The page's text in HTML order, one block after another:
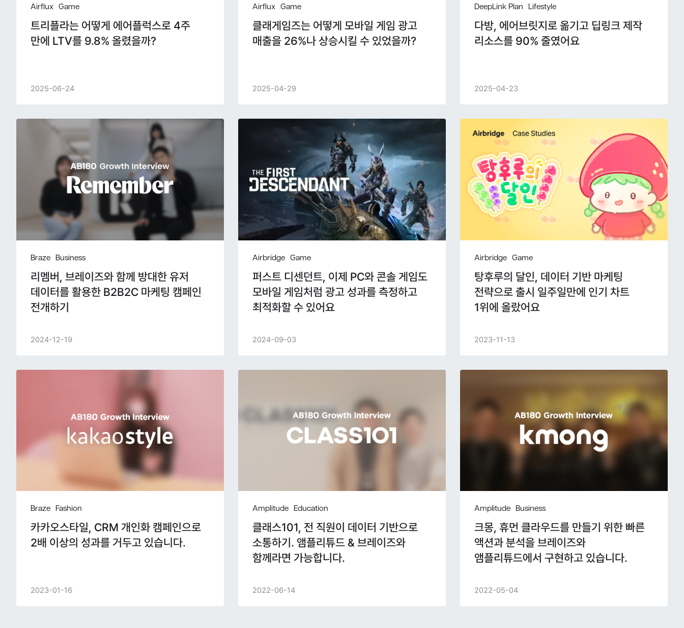
Airflux Game
트리플라는 어떻게 에어플럭스로 4주
만에 LTV를 9.8% 올렸을까?
2025-06-24
Airflux Game
클래게임즈는 어떻게 모바일 게임 광고
매출을 26%나 상승시킬 수 있었을까?
2025-04-29
DeepLink Plan Lifestyle
다방, 에어브릿지로 옮기고 딥링크 제작
리소스를 90% 줄였어요
2025-04-23
Braze Business
리멤버, 브레이즈와 함께 방대한 유저
데이터를 활용한 B2B2C 마케팅 캠페인
전개하기
2024-12-19
Airbridge Game
퍼스트 디센던트, 이제 PC와 콘솔 게임도
모바일 게임처럼 광고 성과를 측정하고
최적화할 수 있어요
2024-09-03
Airbridge Game
탕후루의 달인, 데이터 기반 마케팅
전략으로 출시 일주일만에 인기 차트
1위에 올랐어요
2023-11-13
Braze Fashion
카카오스타일, CRM 개인화 캠페인으로
2배 이상의 성과를 거두고 있습니다.
2023-01-16
Amplitude Education
클래스101, 전 직원이 데이터 기반으로
소통하기. 앰플리튜드 & 브레이즈와
함께라면 가능합니다.
2022-06-14
Amplitude Business
크몽, 휴먼 클라우드를 만들기 위한 빠른
액션과 분석을 브레이즈와
앰플리튜드에서 구현하고 있습니다.
2022-05-04